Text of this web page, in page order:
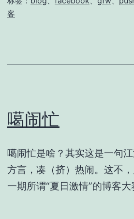
到
等
站
客
噶闹忙
噶闹忙是啥？其实这是一句
方言，凑（挤）热闹。这不
一期所谓“夏日激情”的博客